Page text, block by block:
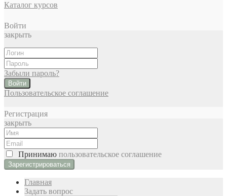
Каталог курсов
Войти
закрыть
Забыли пароль?
Войти
Пользовательское соглашение
Регистрация
закрыть
Принимаю пользовательское соглашение
Главная
Задать вопрос